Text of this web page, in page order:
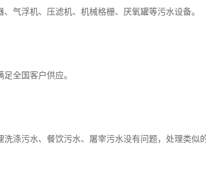
气浮机、压滤机、机械格栅、厌氧罐等污水设备。
全国客户供应。
涤污水、餐饮污水、屠宰污水没有问题，处理类似